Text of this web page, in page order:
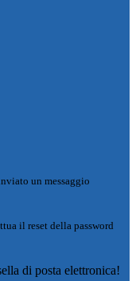
un messaggio
il reset della password
di posta elettronica!